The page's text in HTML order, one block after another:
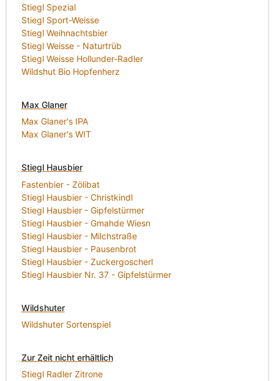
Stiegl Spezial
Stiegl Sport-Weisse
Stiegl Weihnachtsbier
Stiegl Weisse - Naturtrüb
Stiegl Weisse Hollunder-Radler
Wildshut Bio Hopfenherz
Max Glaner
Max Glaner's IPA
Max Glaner's WIT
Stiegl Hausbier
Fastenbier - Zölibat
Stiegl Hausbier - Christkindl
Stiegl Hausbier - Gipfelstürmer
Stiegl Hausbier - Gmahde Wiesn
Stiegl Hausbier - Milchstraße
Stiegl Hausbier - Pausenbrot
Stiegl Hausbier - Zuckergoscherl
Stiegl Hausbier Nr. 37 - Gipfelstürmer
Wildshuter
Wildshuter Sortenspiel
Zur Zeit nicht erhältlich
Stiegl Radler Zitrone